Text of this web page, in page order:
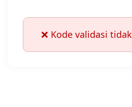
❌ Kode validasi